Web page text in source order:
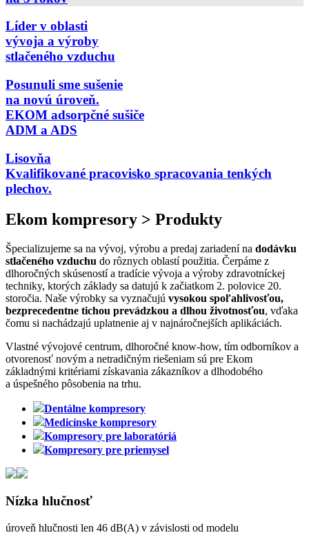
Líder v oblasti
vývoja a výroby
stlačeného vzduchu
Posunuli sme sušenie
na novú úroveň.
EKOM adsorpčné sušiče
ADM a ADS
Lisovňa
Kvalifikované pracovisko spracovania tenkých
plechov.
Ekom kompresory > Produkty
Špecializujeme sa na vývoj, výrobu a predaj zariadení na dodávku
stlačeného vzduchu do rôznych oblastí použitia. Čerpáme z
dlhoročných skúseností a tradície vývoja a výroby zdravotníckej
techniky, ktorých základy sa datujú k začiatkom 2. polovice 20.
storočia. Naše výrobky sa vyznačujú vysokou spoľahlivosťou,
bezprecedentne tichou prevádzkou a dlhou životnosťou, vďaka
čomu si nachádzajú uplatnenie aj v najnáročnejších aplikáciách.
Vlastné vývojové centrum, dlhoročné know-how, tím odborníkov a
otvorenosť novým a netradičným riešeniam sú pre Ekom
základnými kritériami získavania zákazníkov a dlhodobého
a úspešného pôsobenia na trhu.
Dentálne kompresory
Medicínske kompresory
Kompresory pre laboratóriá
Kompresory pre priemysel
Nízka hlučnosť
úroveň hlučnosti len 46 dB(A) v závislosti od modelu